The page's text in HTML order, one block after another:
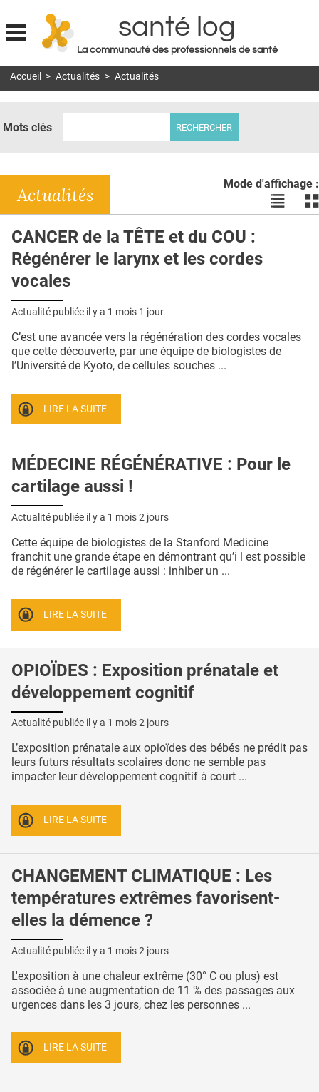
Jump to navigation
santé log
La communauté des professionnels de santé
MON COMPTE
DOSSIERS
RÉSEAUX
E-REVUE SAD
THÉMA
L'APP
PUBLICITÉ
CONTACT
Accueil > Actualités > Actualités
Mots clés
Mode d'affichage :
Voir
les
les
Actualités
CANCER de la TÊTE et du COU :
Régénérer le larynx et les cordes
vocales
Actualité publiée il y a 1 mois 1 jour
C’est une avancée vers la régénération des cordes vocales
que cette découverte, par une équipe de biologistes de
l’Université de Kyoto, de cellules souches ...
LIRE LA SUITE
MÉDECINE RÉGÉNÉRATIVE : Pour le
cartilage aussi !
Actualité publiée il y a 1 mois 2 jours
Cette équipe de biologistes de la Stanford Medicine
franchit une grande étape en démontrant qu’i l est possible
de régénérer le cartilage aussi : inhiber un ...
LIRE LA SUITE
OPIOÏDES : Exposition prénatale et
développement cognitif
Actualité publiée il y a 1 mois 2 jours
L’exposition prénatale aux opioïdes des bébés ne prédit pas
leurs futurs résultats scolaires donc ne semble pas
impacter leur développement cognitif à court ...
LIRE LA SUITE
CHANGEMENT CLIMATIQUE : Les
températures extrêmes favorisent-
elles la démence ?
Actualité publiée il y a 1 mois 2 jours
L'exposition à une chaleur extrême (30° C ou plus) est
associée à une augmentation de 11 % des passages aux
urgences dans les 3 jours, chez les personnes ...
LIRE LA SUITE